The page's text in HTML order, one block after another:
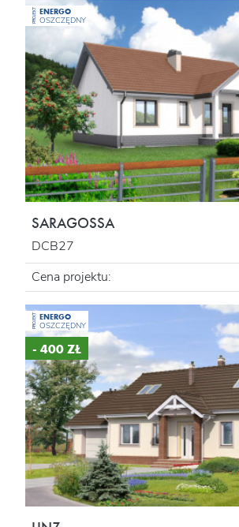
PROJEKT ENERGO
OSZCZĘDNY
SARAGOSSA
DCB27
Cena projektu:
PROJEKT ENERGO
OSZCZĘDNY
- 400 ZŁ